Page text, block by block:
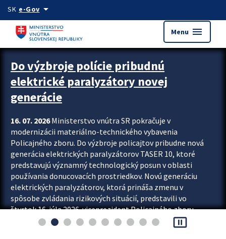
Preskocit na hlavný obsah
SK e-Govarrow_drop_down
Menu menu
Zastavit automatický posun upútavok
Do výzbroje polície pribudnú
elektrické paralyzátory novej
generácie
16. 07. 2026Ministerstvo vnútra SR pokračuje v
modernizácii materiálno-technického vybavenia
Policajného zboru. Do výzbroje policajtov pribudne nová
generácia elektrických paralyzátorov TASER 10, ktoré
predstavujú významný technologický posun v oblasti
používania donucovacích prostriedkov. Novú generáciu
elektrických paralyzátorov, ktorá prináša zmenu v
spôsobe zvládania rizikových situácií, predstavili vo
štvrtok 16. júla 2026 viceprezident Policajného zboru
Rastislav Polakovič a riaditeľ odboru výcviku...
pause_presentation